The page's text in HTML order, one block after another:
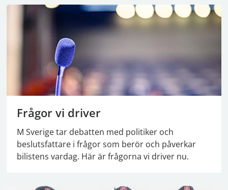
Frågor vi driver
M Sverige tar debatten med politiker och
beslutsfattare i frågor som berör och påverkar
bilistens vardag. Här är frågorna vi driver nu.